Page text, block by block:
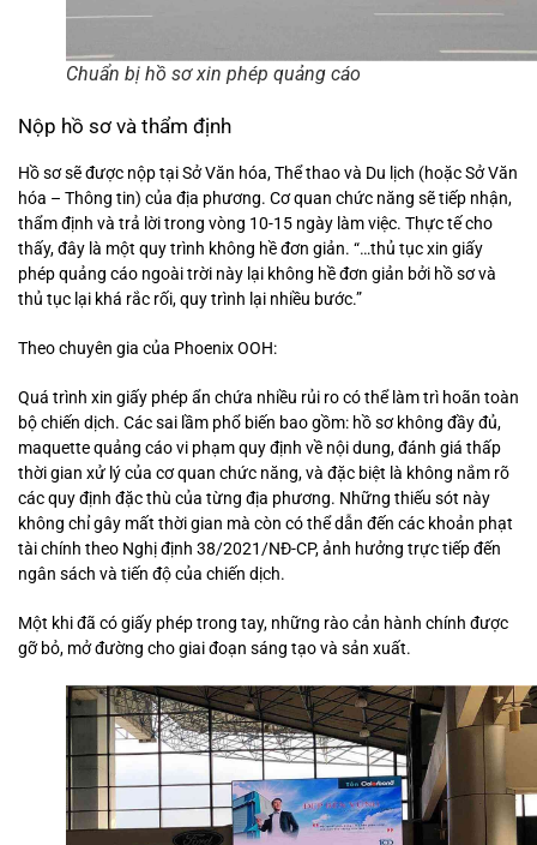
Chuẩn bị hồ sơ xin phép quảng cáo
Nộp hồ sơ và thẩm định
Hồ sơ sẽ được nộp tại Sở Văn hóa, Thể thao và Du lịch (hoặc Sở Văn
hóa – Thông tin) của địa phương. Cơ quan chức năng sẽ tiếp nhận,
thẩm định và trả lời trong vòng 10-15 ngày làm việc. Thực tế cho
thấy, đây là một quy trình không hề đơn giản. “…thủ tục xin giấy
phép quảng cáo ngoài trời này lại không hề đơn giản bởi hồ sơ và
thủ tục lại khá rắc rối, quy trình lại nhiều bước.”
Theo chuyên gia của Phoenix OOH:
Quá trình xin giấy phép ẩn chứa nhiều rủi ro có thể làm trì hoãn toàn
bộ chiến dịch. Các sai lầm phổ biến bao gồm: hồ sơ không đầy đủ,
maquette quảng cáo vi phạm quy định về nội dung, đánh giá thấp
thời gian xử lý của cơ quan chức năng, và đặc biệt là không nắm rõ
các quy định đặc thù của từng địa phương. Những thiếu sót này
không chỉ gây mất thời gian mà còn có thể dẫn đến các khoản phạt
tài chính theo Nghị định 38/2021/NĐ-CP, ảnh hưởng trực tiếp đến
ngân sách và tiến độ của chiến dịch.
Một khi đã có giấy phép trong tay, những rào cản hành chính được
gỡ bỏ, mở đường cho giai đoạn sáng tạo và sản xuất.